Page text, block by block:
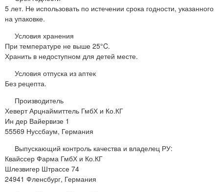
5 лет. Не использовать по истечении срока годности, указанного
на упаковке.
Условия хранения
При температуре не выше 25°C.
Хранить в недоступном для детей месте.
Условия отпуска из аптек
Без рецепта.
Производитель
Хеверт Арцнаймиттель ГмбХ и Ко.КГ
Ин дер Вайервизе 1
55569 Нуссбаум, Германия
Выпускающий контроль качества и владелец РУ:
Квайссер Фарма ГмбХ и Ко.КГ
Шлезвигер Штрассе 74
24941 Фленсбург, Германия